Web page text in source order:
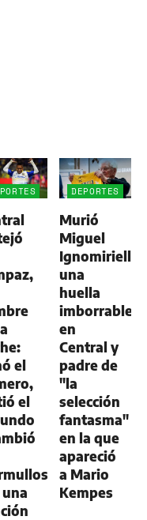
el
el
DEPORTES
Murió
Miguel
Ignomiriello:
una
huella
imborrable
en
Central y
padre de
"la
selección
fantasma"
en la que
apareció
a Mario
Kempes